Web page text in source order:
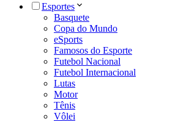
Esportes
Basquete
Copa do Mundo
eSports
Famosos do Esporte
Futebol Nacional
Futebol Internacional
Lutas
Motor
Tênis
Vôlei